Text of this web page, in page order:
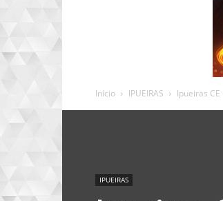
Início IPUEIRAS Ipueiras
IPUEIRAS